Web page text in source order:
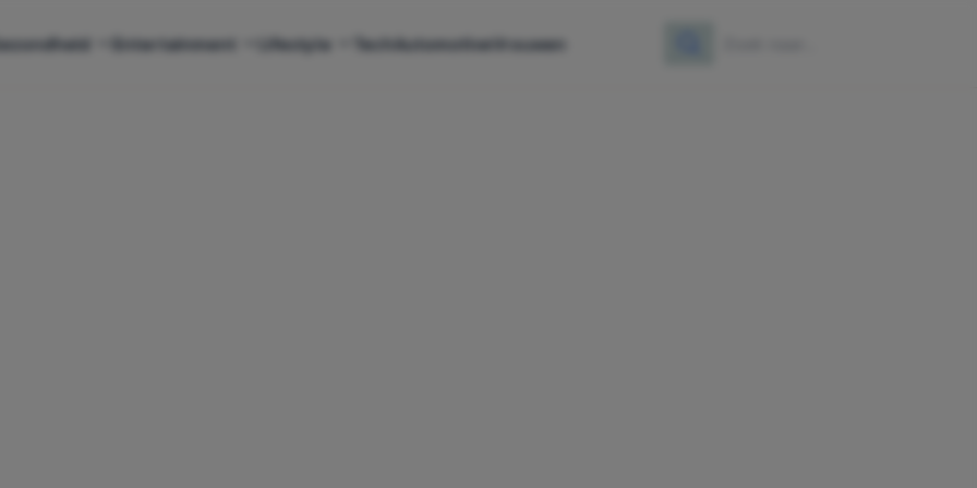
Entertainment Lifestyle TechAutomotiveVrouwen Zoeken